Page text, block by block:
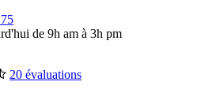
de 9h am à 3h pm
20 évaluations